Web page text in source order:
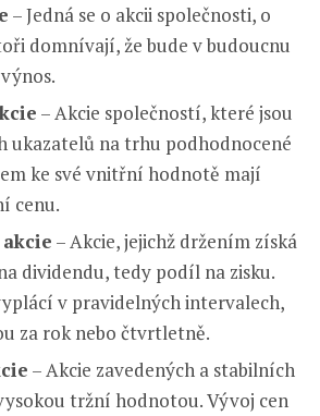
– Jedná se o akcii společnosti, o
domnívají, že bude v budoucnu
– Akcie společností, které jsou
ukazatelů na trhu podhodnocené
ke své vnitřní hodnotě mají
cenu.
– Akcie, jejichž držením získá
dividendu, tedy podíl na zisku.
v pravidelných intervalech,
za rok nebo čtvrtletně.
– Akcie zavedených a stabilních
tržní hodnotou. Vývoj cen